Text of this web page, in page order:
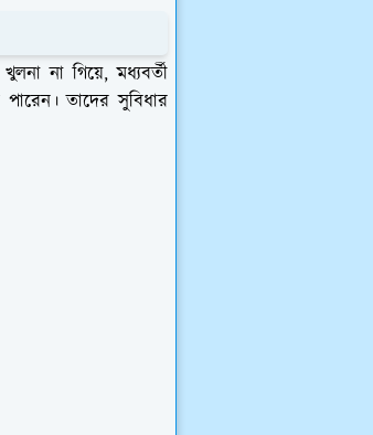
না গিয়ে, মধ্যবর্তী
তাদের সুবিধার